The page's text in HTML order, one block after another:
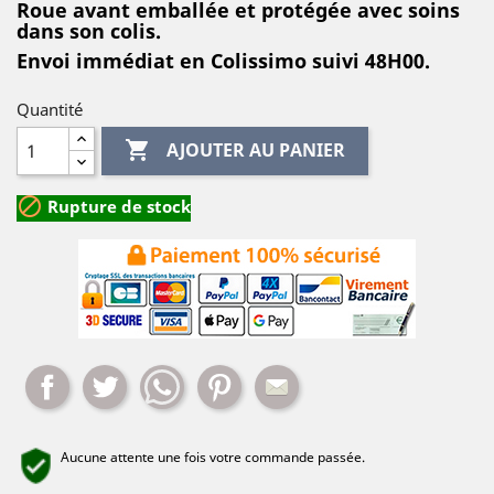
Roue avant emballée et protégée avec soins
dans son colis.
Envoi immédiat en Colissimo suivi 48H00.
Quantité
 AJOUTER AU PANIER
 Rupture de stock
Partager Tweet WhatsappPinterest
Aucune attente une fois votre commande passée.